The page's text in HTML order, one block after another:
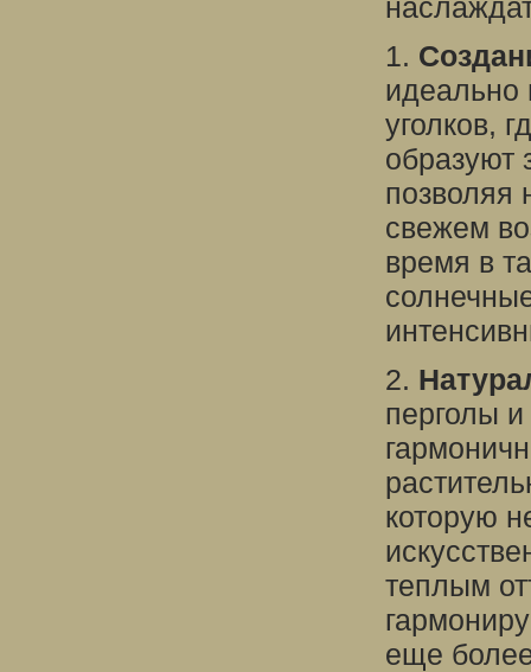
1.
идеально
уголков,
образуют
позволяя
свежем
время в
2.
перголы
которую
теплым
еще